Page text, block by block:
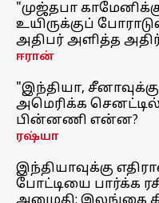
"முஜ்தபா
உயிருக்குப்
அதிபர் அளித்த
ஈரான்
"இந்தியா, சீனாவுக்கு
அமெரிக்க
பின்னணி என்ன?
ரஷ்யா
இந்தியாவுக்கு
போட்டியை பார்க்க